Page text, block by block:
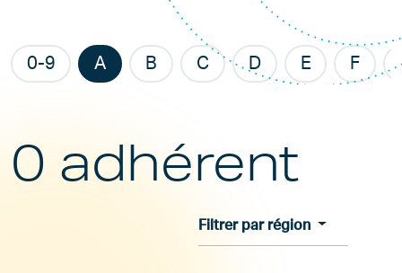
0-9 A B C D E F
0 adhérent
Filtrer par région